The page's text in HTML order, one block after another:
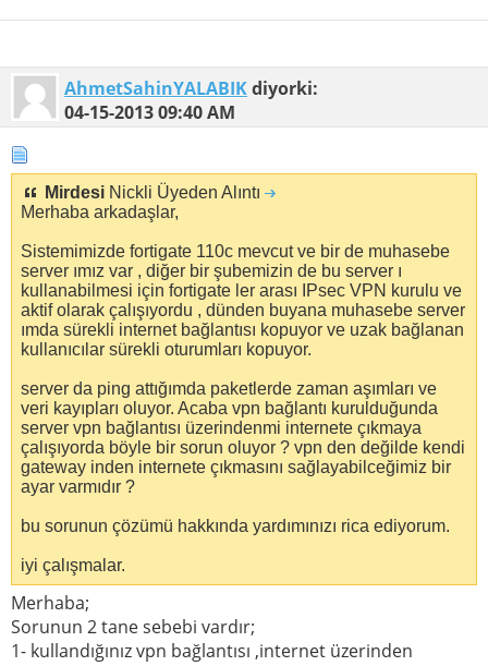
AhmetSahinYALABIKdiyorki:
04-15-201309:40 AM
Mirdesi Nickli Üyeden Alıntı
Merhaba arkadaşlar,
Sistemimizde fortigate 110c mevcut ve bir de muhasebe
server ımız var , diğer bir şubemizin de bu server ı
kullanabilmesi için fortigate ler arası IPsec VPN kurulu ve
aktif olarak çalışıyordu , dünden buyana muhasebe server
ımda sürekli internet bağlantısı kopuyor ve uzak bağlanan
kullanıcılar sürekli oturumları kopuyor.
server da ping attığımda paketlerde zaman aşımları ve
veri kayıpları oluyor. Acaba vpn bağlantı kurulduğunda
server vpn bağlantısı üzerindenmi internete çıkmaya
çalışıyorda böyle bir sorun oluyor ? vpn den değilde kendi
gateway inden internete çıkmasını sağlayabilceğimiz bir
ayar varmıdır ?
bu sorunun çözümü hakkında yardımınızı rica ediyorum.
iyi çalışmalar.
Merhaba;
Sorunun 2 tane sebebi vardır;
1- kullandığınız vpn bağlantısı ,internet üzerinden